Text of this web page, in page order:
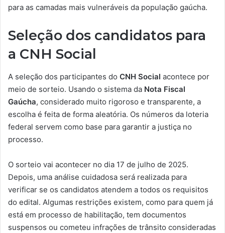
para as camadas mais vulneráveis da população gaúcha.
Seleção dos candidatos para
a CNH Social
A seleção dos participantes do CNH Social acontece por
meio de sorteio. Usando o sistema da Nota Fiscal
Gaúcha, considerado muito rigoroso e transparente, a
escolha é feita de forma aleatória. Os números da loteria
federal servem como base para garantir a justiça no
processo.
O sorteio vai acontecer no dia 17 de julho de 2025.
Depois, uma análise cuidadosa será realizada para
verificar se os candidatos atendem a todos os requisitos
do edital. Algumas restrições existem, como para quem já
está em processo de habilitação, tem documentos
suspensos ou cometeu infrações de trânsito consideradas